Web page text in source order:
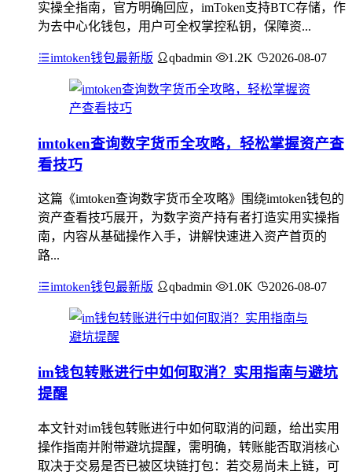
实操全指南，官方明确回应，imToken支持BTC存储，作
为去中心化钱包，用户可全权掌控私钥，保障资...
imtoken钱包最新版 qbadmin 1.2K 2026-08-07
imtoken查询数字货币全攻略，轻松掌握资产查
看技巧
这篇《imtoken查询数字货币全攻略》围绕imtoken钱包的
资产查看技巧展开，为数字资产持有者打造实用实操指
南，内容从基础操作入手，讲解快速进入资产首页的
路...
imtoken钱包最新版 qbadmin 1.0K 2026-08-07
im钱包转账进行中如何取消？实用指南与避坑
提醒
本文针对im钱包转账进行中如何取消的问题，给出实用
操作指南并附带避坑提醒，需明确，转账能否取消核心
取决于交易是否已被区块链打包：若交易尚未上链，可